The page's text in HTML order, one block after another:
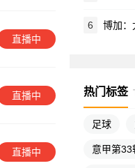
直播中
直播中
直播中
6 博加：尤
热门标签
足球
意甲第33